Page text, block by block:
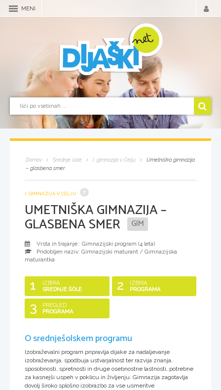
MENI
Domov Srednje šole I. gimnazija v Celju
Umetniška gimnazija
– glasbena smer
I. GIMNAZIJA V CELJU
UMETNIŠKA GIMNAZIJA –
GLASBENA SMER GIM
Vrsta in trajanje : Gimnazijski program (4 leta)
Pridobljen naziv: Gimnazijski maturant / Gimnazijska
maturantka
1
IZBIRA
SREDNJE ŠOLE
2
IZBIRA
PROGRAMA
3
PREGLED
PROGRAMA
O srednješolskem programu
Izobraževalni program pripravlja dijake za nadaljevanje
izobraževanja, spodbuja ustvarjalnost ter razvija znanja,
sposobnosti, spretnosti in druge osebnostne lastnosti, potrebne
za kasnejši uspeh v poklicu in življenju. Gimnazija zagotavlja
dovolj široko splošno izobrazbo za vse usmeritve